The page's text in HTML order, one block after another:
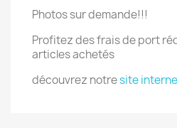
Photos sur demande!!!
Profitez des frais de port
articles achetés
découvrez notresite